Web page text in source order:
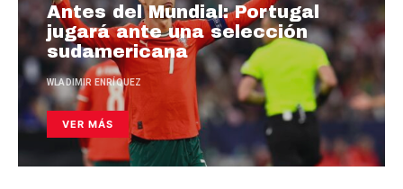
Antes del Mundial: Portugal
jugará ante una selección
sudamericana
WLADIMIR ENRÍQUEZ
VER MÁS